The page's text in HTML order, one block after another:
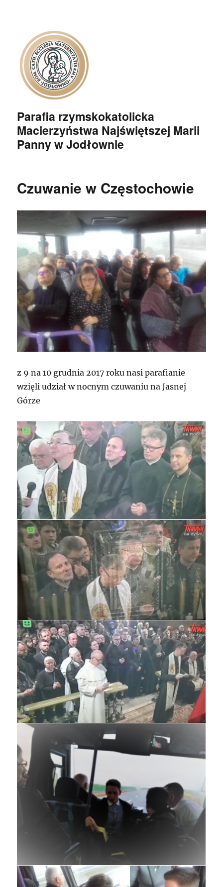
Parafia rzymskokatolicka
Macierzyństwa Najświętszej Marii
Panny w Jodłownie
Czuwanie w Częstochowie
z 9 na 10 grudnia 2017 roku nasi parafianie
wzięli udział w nocnym czuwaniu na Jasnej
Górze